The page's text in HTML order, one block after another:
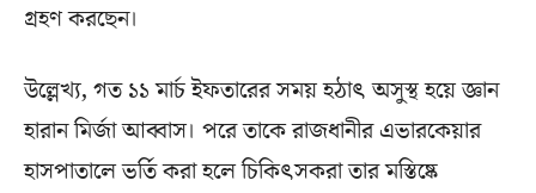
গ্রহণ করছেন।
উল্লেখ্য, গত ১১ মার্চ ইফতারের সময় হঠাৎ অসুস্থ হয়ে জ্ঞান
হারান মির্জা আব্বাস। পরে তাকে রাজধানীর এভারকেয়ার
হাসপাতালে ভর্তি করা হলে চিকিৎসকরা তার মস্তিষ্কে